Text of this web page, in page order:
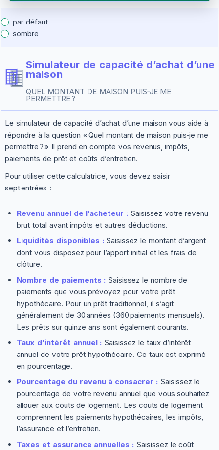
par défaut
sombre
Simulateur de capacité d’achat d’une
maison
QUEL MONTANT DE MAISON PUIS‑JE ME
PERMETTRE ?
Le simulateur de capacité d’achat d’une maison vous aide à
répondre à la question « Quel montant de maison puis‑je me
permettre ? » Il prend en compte vos revenus, impôts,
paiements de prêt et coûts d’entretien.
Pour utiliser cette calculatrice, vous devez saisir
sept entrées :
Revenu annuel de l’acheteur : Saisissez votre revenu
brut total avant impôts et autres déductions.
Liquidités disponibles : Saisissez le montant d’argent
dont vous disposez pour l’apport initial et les frais de
clôture.
Nombre de paiements : Saisissez le nombre de
paiements que vous prévoyez pour votre prêt
hypothécaire. Pour un prêt traditionnel, il s’agit
généralement de 30 années (360 paiements mensuels).
Les prêts sur quinze ans sont également courants.
Taux d’intérêt annuel : Saisissez le taux d’intérêt
annuel de votre prêt hypothécaire. Ce taux est exprimé
en pourcentage.
Pourcentage du revenu à consacrer : Saisissez le
pourcentage de votre revenu annuel que vous souhaitez
allouer aux coûts de logement. Les coûts de logement
comprennent les paiements hypothécaires, les impôts,
l’assurance et l’entretien.
Taxes et assurance annuelles : Saisissez le coût